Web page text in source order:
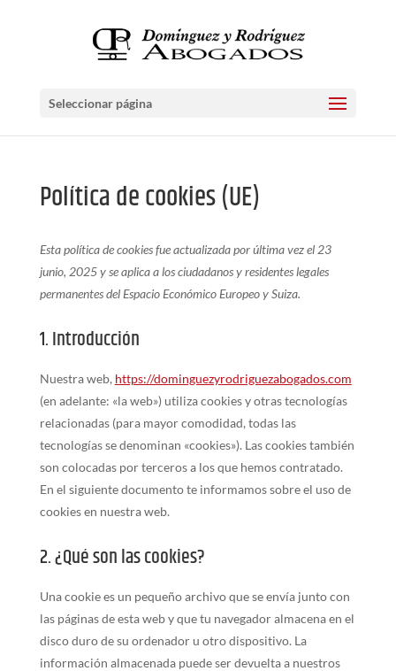
Seleccionar página
Política de cookies (UE)
Esta política de cookies fue actualizada por última vez el 23
junio, 2025 y se aplica a los ciudadanos y residentes legales
permanentes del Espacio Económico Europeo y Suiza.
1. Introducción
Nuestra web, https://dominguezyrodriguezabogados.com
(en adelante: «la web») utiliza cookies y otras tecnologías
relacionadas (para mayor comodidad, todas las
tecnologías se denominan «cookies»). Las cookies también
son colocadas por terceros a los que hemos contratado.
En el siguiente documento te informamos sobre el uso de
cookies en nuestra web.
2. ¿Qué son las cookies?
Una cookie es un pequeño archivo que se envía junto con
las páginas de esta web y que tu navegador almacena en el
disco duro de su ordenador u otro dispositivo. La
información almacenada puede ser devuelta a nuestros